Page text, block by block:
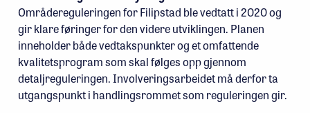
Områdereguleringen for Filipstad ble vedtatt i 2020 og
gir klare føringer for den videre utviklingen. Planen
inneholder både vedtakspunkter og et omfattende
kvalitetsprogram som skal følges opp gjennom
detaljreguleringen. Involveringsarbeidet må derfor ta
utgangspunkt i handlingsrommet som reguleringen gir.